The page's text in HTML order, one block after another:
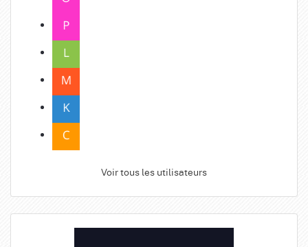
Voir tous les utilisateurs